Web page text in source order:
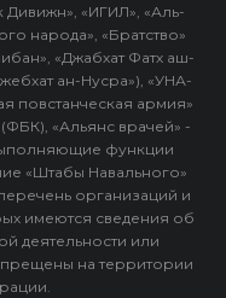
«ИГИЛ», «Аль-
народа», «Братство»
«Джабхат Фатх аш-
ан-Нусра»), «УНА-
повстанческая армия»
«Альянс врачей» -
функции
«Штабы Навального»
организаций и
имеются сведения об
деятельности или
на территории